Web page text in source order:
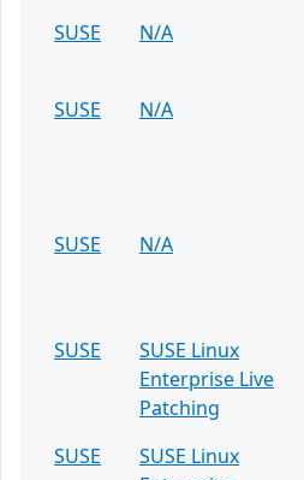
SUSE
N/A
SUSE
N/A
SUSE
N/A
SUSE
SUSE Linux
Enterprise Live
Patching
SUSE
SUSE Linux